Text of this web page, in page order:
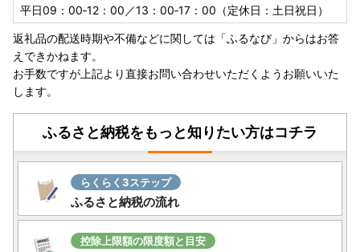
平日09：00‐12：00／13：00‐17：00（定休日：土日祝日）
返礼品の配送時期や不備などに関しては「ふるなび」からはお答
えできかねます。
お手数ですが上記より直接お問い合わせいただくようお願いいた
します。
ふるさと納税をもっと知りたい方はコチラ
らくらく3ステップ
ふるさと納税の流れ
控除上限額の限度額と目安